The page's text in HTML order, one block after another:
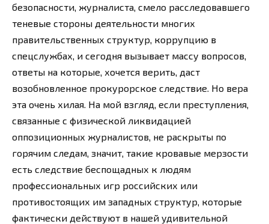
безопасности, журналиста, смело расследовавшего
теневые стороны деятельности многих
правительственных структур, коррупцию в
спецслужбах, и сегодня вызывает массу вопросов,
ответы на которые, хочется верить, даст
возобновленное прокурорское следствие. Но вера
эта очень хилая. На мой взгляд, если преступления,
связанные с физической ликвидацией
оппозиционных журналистов, не раскрыты по
горячим следам, значит, такие кровавые мерзости
есть следствие беспощадных к людям
профессиональных игр российских или
противостоящих им западных структур, которые
фактически действуют в нашей удивительной